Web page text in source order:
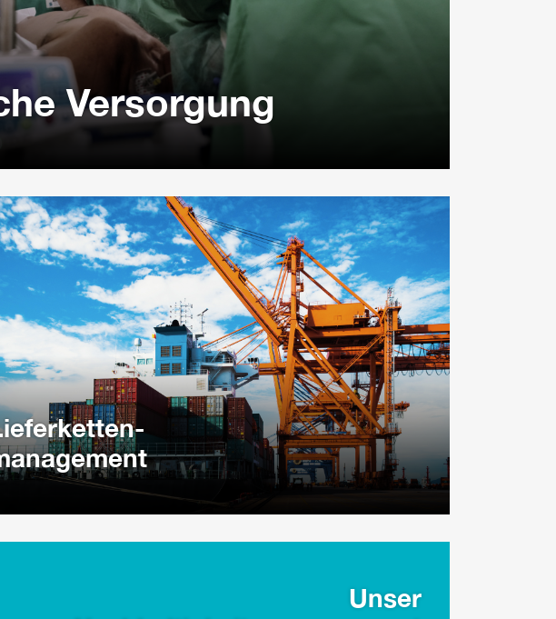
Versorgung
Unser